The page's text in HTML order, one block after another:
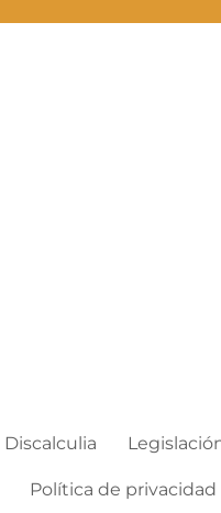
Discalculia
Política de privacidad